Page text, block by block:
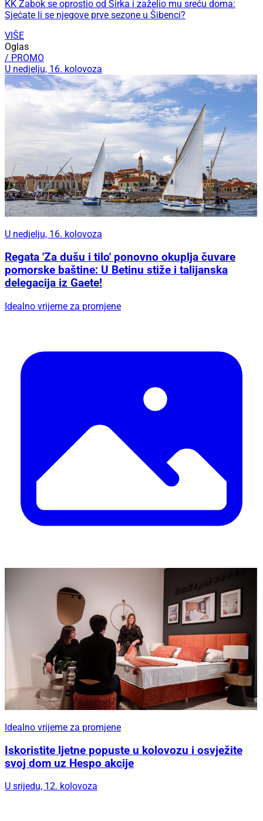
KK Zabok se oprostio od Širka i zaželio mu sreću doma:
Sjećate li se njegove prve sezone u Šibenci?
VIŠE
Oglas
/ PROMO
U nedjelju, 16. kolovoza
U nedjelju, 16. kolovoza
Regata 'Za dušu i tilo' ponovno okuplja čuvare
pomorske baštine: U Betinu stiže i talijanska
delegacija iz Gaete!
Idealno vrijeme za promjene
Idealno vrijeme za promjene
Iskoristite ljetne popuste u kolovozu i osvježite
svoj dom uz Hespo akcije
U srijedu, 12. kolovoza